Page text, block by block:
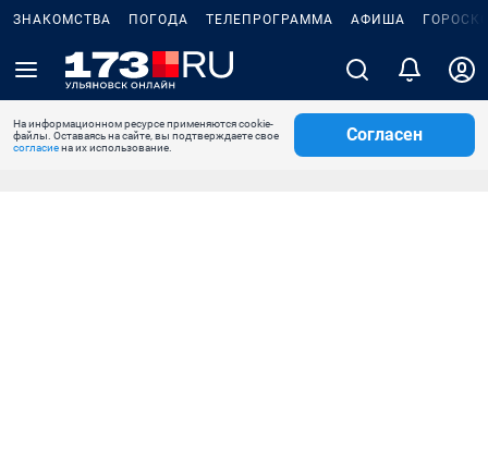
ЗНАКОМСТВА ПОГОДА ТЕЛЕПРОГРАММА АФИША
На информационном ресурсе применяются cookie-
файлы. Оставаясь на сайте, вы подтверждаете свое
согласиена их использование.
Согласен